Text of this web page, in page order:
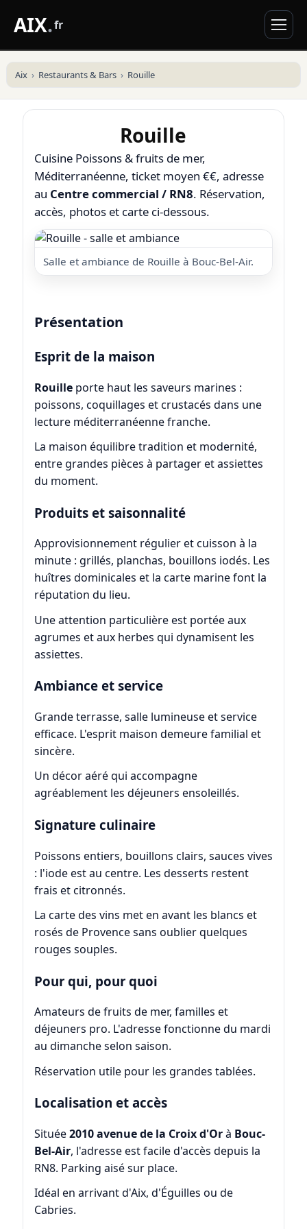
AIX.fr
Aix Restaurants & Bars Rouille
Rouille
Cuisine Poissons & fruits de mer,
Méditerranéenne, ticket moyen €€, adresse
au Centre commercial / RN8. Réservation,
accès, photos et carte ci-dessous.
Salle et ambiance de Rouille à Bouc-Bel-Air.
Présentation
Esprit de la maison
Rouilleporte haut les saveurs marines :
poissons, coquillages et crustacés dans une
lecture méditerranéenne franche.
La maison équilibre tradition et modernité,
entre grandes pièces à partager et assiettes
du moment.
Produits et saisonnalité
Approvisionnement régulier et cuisson à la
minute : grillés, planchas, bouillons iodés. Les
huîtres dominicales et la carte marine font la
réputation du lieu.
Une attention particulière est portée aux
agrumes et aux herbes qui dynamisent les
assiettes.
Ambiance et service
Grande terrasse, salle lumineuse et service
efficace. L'esprit maison demeure familial et
sincère.
Un décor aéré qui accompagne
agréablement les déjeuners ensoleillés.
Signature culinaire
Poissons entiers, bouillons clairs, sauces vives
: l'iode est au centre. Les desserts restent
frais et citronnés.
La carte des vins met en avant les blancs et
rosés de Provence sans oublier quelques
rouges souples.
Pour qui, pour quoi
Amateurs de fruits de mer, familles et
déjeuners pro. L'adresse fonctionne du mardi
au dimanche selon saison.
Réservation utile pour les grandes tablées.
Localisation et accès
Située2010 avenue de la Croix d'Orà Bouc-
Bel-Air, l'adresse est facile d'accès depuis la
RN8. Parking aisé sur place.
Idéal en arrivant d'Aix, d'Éguilles ou de
Cabries.